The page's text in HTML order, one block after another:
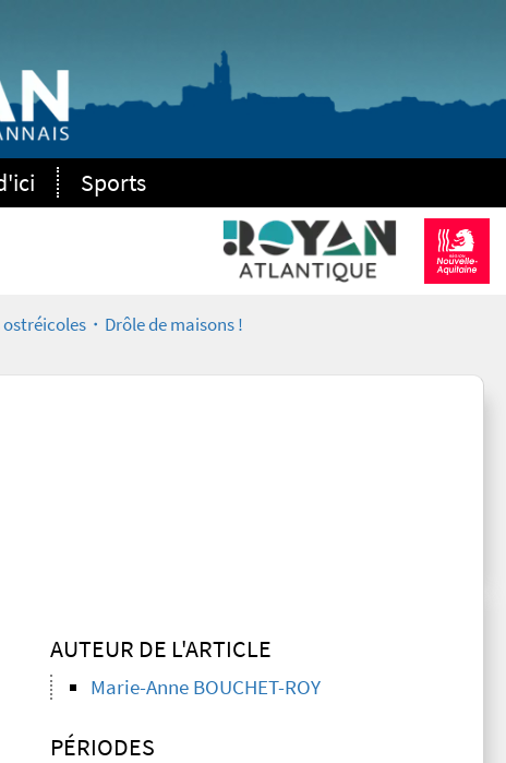
Sports
ostréicoles・Drôle de maisons !
AUTEUR DE L'ARTICLE
Marie-Anne BOUCHET-ROY
PÉRIODES